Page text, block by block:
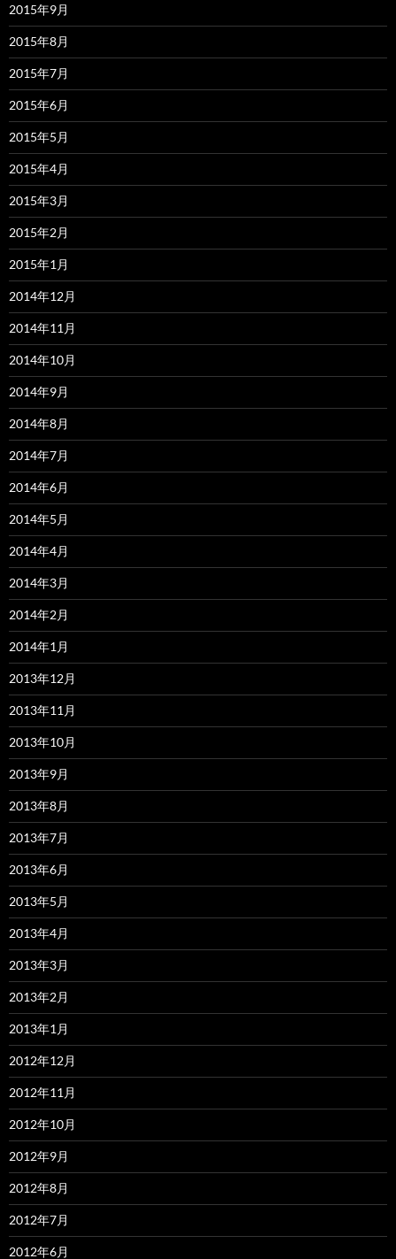
2015年9月
2015年8月
2015年7月
2015年6月
2015年5月
2015年4月
2015年3月
2015年2月
2015年1月
2014年12月
2014年11月
2014年10月
2014年9月
2014年8月
2014年7月
2014年6月
2014年5月
2014年4月
2014年3月
2014年2月
2014年1月
2013年12月
2013年11月
2013年10月
2013年9月
2013年8月
2013年7月
2013年6月
2013年5月
2013年4月
2013年3月
2013年2月
2013年1月
2012年12月
2012年11月
2012年10月
2012年9月
2012年8月
2012年7月
2012年6月